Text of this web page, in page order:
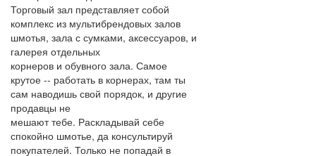
Торговый зал представляет собой
комплекс из мультибрендовых залов
шмотья, зала с сумками, аксессуаров, и
галерея отдельных
корнеров и обувного зала. Самое
крутое -- работать в корнерах, там ты
сам наводишь свой порядок, и другие
продавцы не
мешают тебе. Раскладывай себе
спокойно шмотье, да консультируй
покупателей. Только не попадай в